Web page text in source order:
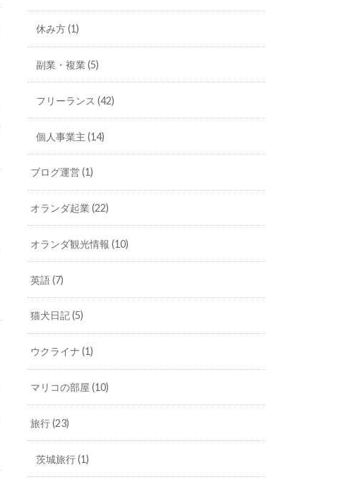
休み方(1)
副業・複業 (5)
フリーランス (42)
個人事業主 (14)
ブログ運営(1)
オランダ起業(22)
オランダ観光情報(10)
英語(7)
猫犬日記(5)
ウクライナ(1)
マリコの部屋(10)
旅行(23)
茨城旅行(1)